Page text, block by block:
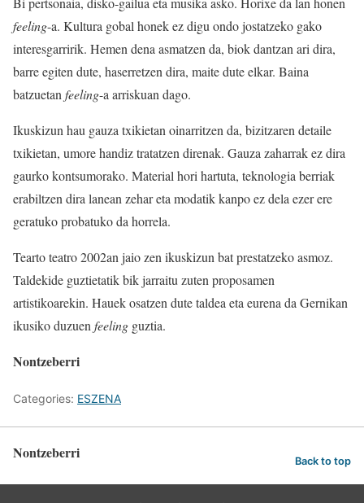
feeling-a. Kultura gobal honek ez digu ondo jostatzeko gako
interesgarririk. Hemen dena asmatzen da, biok dantzan ari dira,
barre egiten dute, haserretzen dira, maite dute elkar. Baina
batzuetan feeling-a arriskuan dago.
Ikuskizun hau gauza txikietan oinarritzen da, bizitzaren detaile
txikietan, umore handiz tratatzen direnak. Gauza zaharrak ez dira
gaurko kontsumorako. Material hori hartuta, teknologia berriak
erabiltzen dira lanean zehar eta modatik kanpo ez dela ezer ere
geratuko probatuko da horrela.
Tearto teatro 2002an jaio zen ikuskizun bat prestatzeko asmoz.
Taldekide guztietatik bik jarraitu zuten proposamen
artistikoarekin. Hauek osatzen dute taldea eta eurena da Gernikan
ikusiko duzuen feeling guztia.
Nontzeberri
Categories: ESZENA
Nontzeberri Back to top